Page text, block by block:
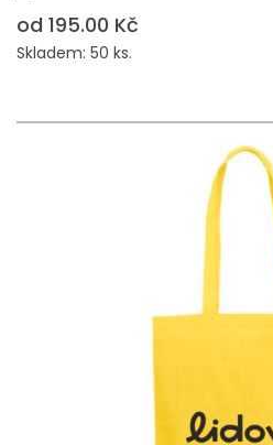
od 195.00 Kč
Skladem: 50 ks.